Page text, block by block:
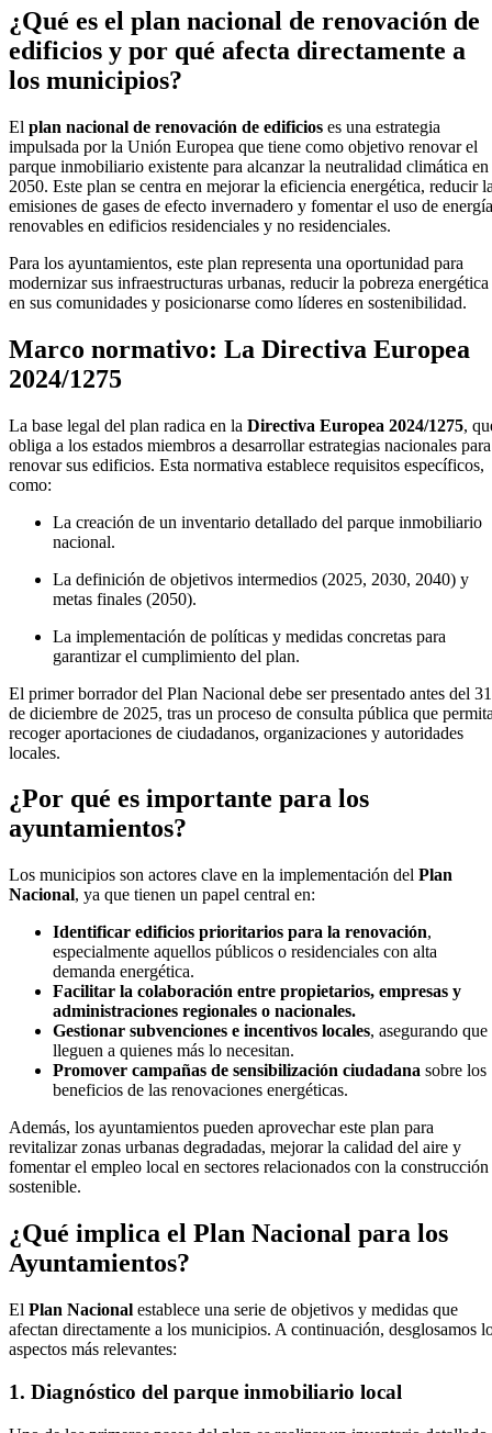
¿Qué es el plan nacional de renovación de
edificios y por qué afecta directamente a
los municipios?
El plan nacional de renovación de edificios es una estrategia
impulsada por la Unión Europea que tiene como objetivo renovar el
parque inmobiliario existente para alcanzar la neutralidad climática en
2050. Este plan se centra en mejorar la eficiencia energética, reducir
emisiones de gases de efecto invernadero y fomentar el uso de
renovables en edificios residenciales y no residenciales.
Para los ayuntamientos, este plan representa una oportunidad para
modernizar sus infraestructuras urbanas, reducir la pobreza energética
en sus comunidades y posicionarse como líderes en sostenibilidad.
Marco normativo: La Directiva Europea
2024/1275
La base legal del plan radica en la Directiva Europea 2024/1275,
obliga a los estados miembros a desarrollar estrategias nacionales para
renovar sus edificios. Esta normativa establece requisitos específicos,
como:
La creación de un inventario detallado del parque inmobiliario
nacional.
La definición de objetivos intermedios (2025, 2030, 2040) y
metas finales (2050).
La implementación de políticas y medidas concretas para
garantizar el cumplimiento del plan.
El primer borrador del Plan Nacional debe ser presentado antes del 31
de diciembre de 2025, tras un proceso de consulta pública que
recoger aportaciones de ciudadanos, organizaciones y autoridades
locales.
¿Por qué es importante para los
ayuntamientos?
Los municipios son actores clave en la implementación del Plan
Nacional, ya que tienen un papel central en:
Identificar edificios prioritarios para la renovación,
especialmente aquellos públicos o residenciales con alta
demanda energética.
Facilitar la colaboración entre propietarios, empresas y
administraciones regionales o nacionales.
Gestionar subvenciones e incentivos locales, asegurando que
lleguen a quienes más lo necesitan.
Promover campañas de sensibilización ciudadana sobre los
beneficios de las renovaciones energéticas.
Además, los ayuntamientos pueden aprovechar este plan para
revitalizar zonas urbanas degradadas, mejorar la calidad del aire y
fomentar el empleo local en sectores relacionados con la construcción
sostenible.
¿Qué implica el Plan Nacional para los
Ayuntamientos?
El Plan Nacional establece una serie de objetivos y medidas que
afectan directamente a los municipios. A continuación, desglosamos
aspectos más relevantes:
1. Diagnóstico del parque inmobiliario local